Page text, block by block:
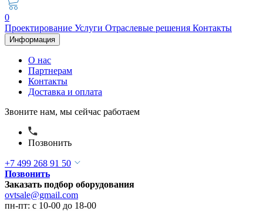
0
Проектирование Услуги Отраслевые решения Контакты
Информация
О нас
Партнерам
Контакты
Доставка и оплата
Звоните нам, мы сейчас работаем
Позвонить
+7 499 268 91 50
Позвонить
Заказать подбор оборудования
ovtsale@gmail.com
пн-пт: с 10-00 до 18-00